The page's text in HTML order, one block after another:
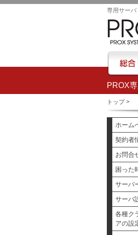
PROX
専用サー
トップ>
ホーム
契約者
お問合
困った
サーバ
サーバ
各種ク
アの設
総合トップ